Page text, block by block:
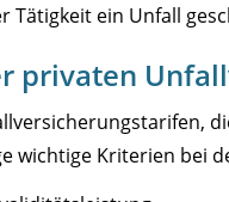
Tätigkeit ein Unfall
privaten
wichtige Kriterien bei